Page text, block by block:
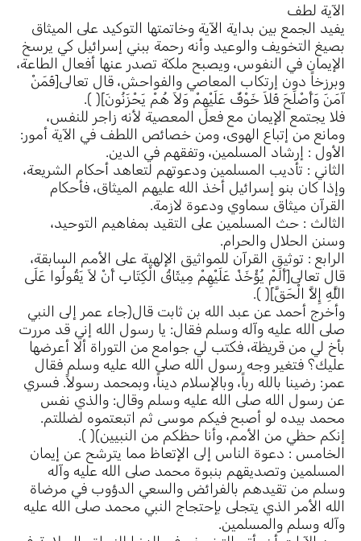
الآية لطف
يفيد الجمع بين بداية الآية وخاتمتها التوكيد على الميثاق
بصيغ التخويف والوعيد وأنه رحمة ببني إسرائيل كي يرسخ
الإيمان في النفوس، ويصبح ملكة تصدر عنها أفعال الطاعة،
وبرزخاً دون إرتكاب المعاصي والفواحش، قال تعالى[فَمَنْ
آمَنَ وَأَصْلَحَ فَلاَ خَوْفٌ عَلَيْهِمْ وَلاَ هُمْ يَحْزَنُونَ]( ).
فلا يجتمع الإيمان مع فعل المعصية لأنه زاجر للنفس،
ومانع من إتباع الهوى، ومن خصائص اللطف في الآية أمور:
الأول : إرشاد المسلمين، وتفقهم في الدين.
الثاني : تأديب المسلمين ودعوتهم لتعاهد أحكام الشريعة،
وإذا كان بنو إسرائيل أخذ الله عليهم الميثاق، فأحكام
القرآن ميثاق سماوي ودعوة لازمة.
الثالث : حث المسلمين على التقيد بمفاهيم التوحيد،
وسنن الحلال والحرام.
الرابع : توثيق القرآن للمواثيق الإلهية على الأمم السابقة،
قال تعالى[أَلَمْ يُؤْخَذْ عَلَيْهِمْ مِيثَاقُ الْكِتَابِ أَنْ لاَ يَقُولُوا عَلَى
اللَّهِ إِلاَّ الْحَقَّ]( ).
وأخرج أحمد عن عبد الله بن ثابت قال(جاء عمر إلى النبي
صلى الله عليه وآله وسلم فقال: يا رسول الله إني قد مررت
بأخ لي من قريظة، فكتب لي جوامع من التوراة ألا أعرضها
عليك؟ فتغير وجه رسول الله صلى الله عليه وسلم فقال
عمر: رضينا بالله رباً، وبالإسلام ديناً، وبمحمد رسولاً. فسري
عن رسول الله صلى الله عليه وسلم وقال: والذي نفس
محمد بيده لو أصبح فيكم موسى ثم اتبعتموه لضللتم.
إنكم حظي من الأمم، وأنا حظكم من النبيين)( ).
الخامس : دعوة الناس إلى الإتعاظ مما يترشح عن إيمان
المسلمين وتصديقهم بنبوة محمد صلى الله عليه وآله
وسلم من تقيدهم بالفرائض والسعي الدؤوب في مرضاة
الله الأمر الذي يتجلى بإحتجاج النبي محمد صلى الله عليه
وآله وسلم والمسلمين.